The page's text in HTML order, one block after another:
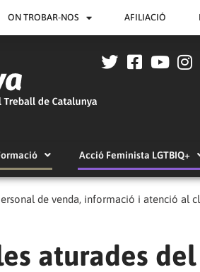
ON TROBAR-NOS AFILIACIÓ
Acció Feminista LGTBIQ+
de venda, informació i atenció al
aturades